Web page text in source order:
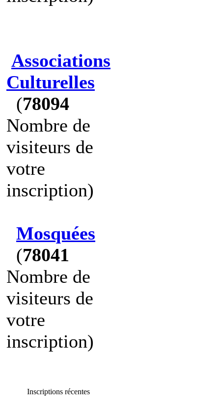
Associations
Culturelles
(78094
Nombre de
visiteurs de
votre
inscription)
Mosquées
(78041
Nombre de
visiteurs de
votre
inscription)
Inscriptions récentes